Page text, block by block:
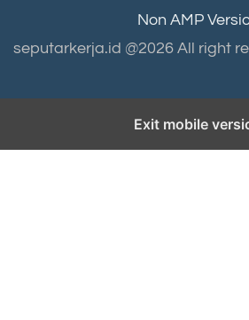
Non AMP
seputarkerja.id @2026 All right
Exit mobile